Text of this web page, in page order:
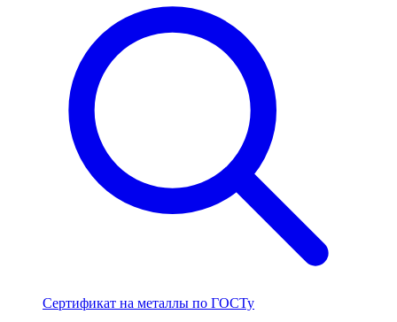
Сертификат на металлы по ГОСТу